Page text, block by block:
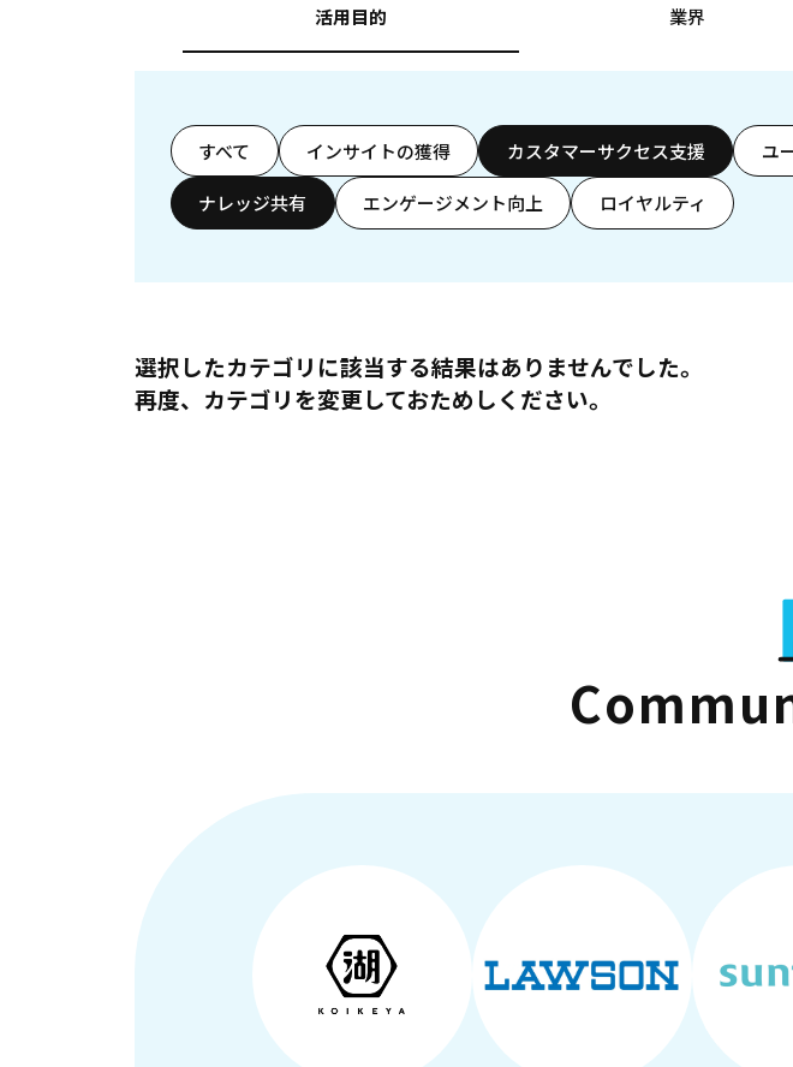
活用目的 業界
すべて インサイトの獲得 カスタマーサクセス支援 ユ
ナレッジ共有 エンゲージメント向上 ロイヤルティ
選択したカテゴリに該当する結果はありませんでした。
再度、カテゴリを変更しておためしください。